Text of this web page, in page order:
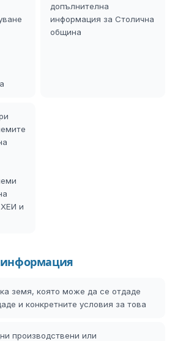
допълнителна
информация за Столична
община
и
информация
земя, която може да се отдаде
и конкретните условия за това
производствени или